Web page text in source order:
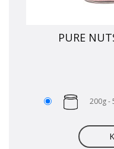
PURE
200g -